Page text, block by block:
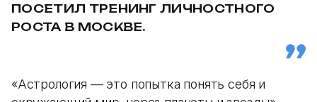
ПОСЕТИЛ ТРЕНИНГ ЛИЧНОСТНОГО
РОСТА В МОСКВЕ.
«Астрология — это попытка понять себя и